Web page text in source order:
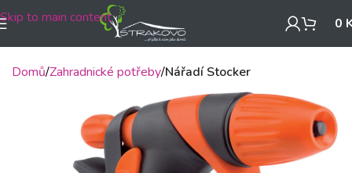
Skip to main content 0
Domů Zahradnické potřeby Nářadí Stocker